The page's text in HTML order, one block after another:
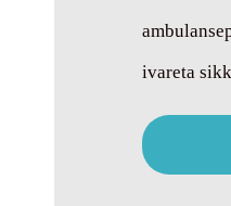
ivareta